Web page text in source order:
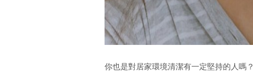
你也是對居家環境清潔有一定堅持的人嗎？